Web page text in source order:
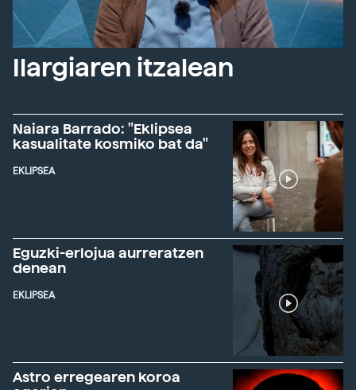
Ilargiaren itzalean
Naiara Barrado: "Eklipsea
kasualitate kosmiko bat da"
EKLIPSEA
Eguzki-erlojua aurreratzen
denean
EKLIPSEA
Astro erregearen koroa